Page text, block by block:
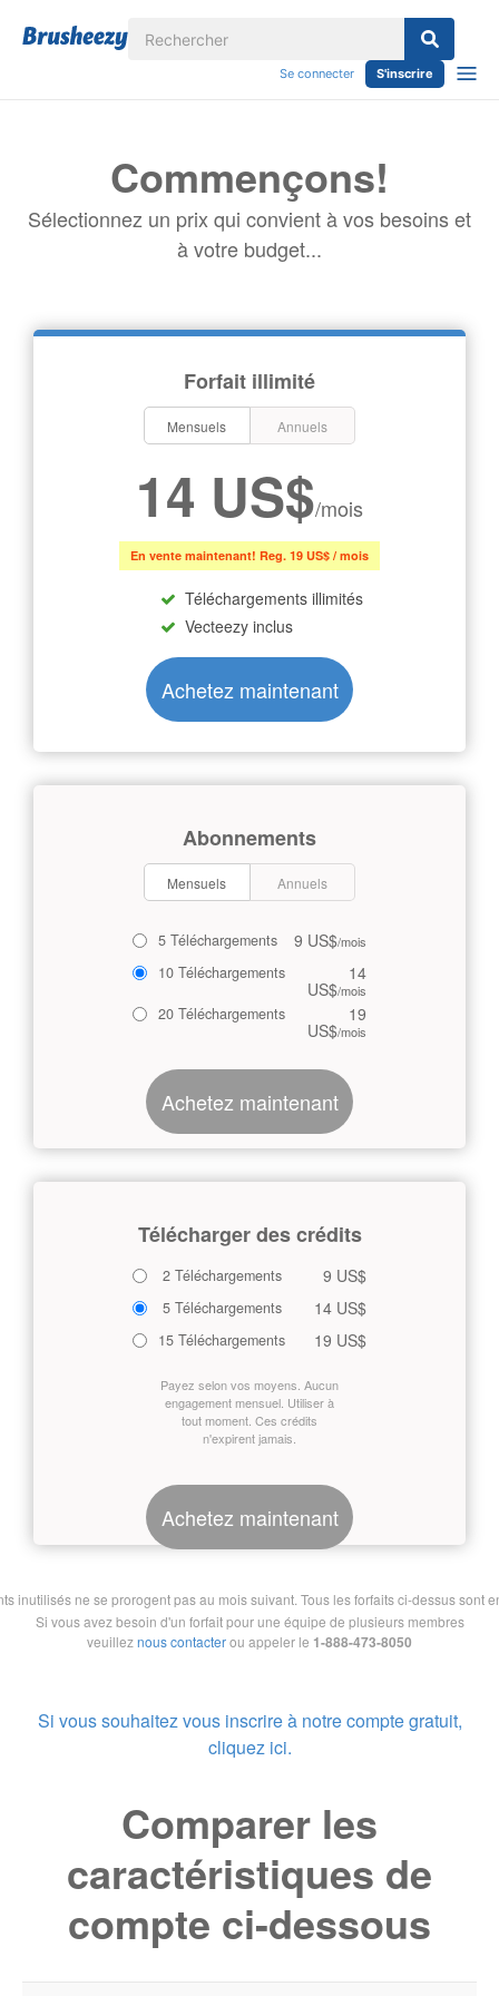
Se connecter S'inscrire
Commençons!
Sélectionnez un prix qui convient à vos besoins et
à votre budget...
Forfait illimité
Mensuels Annuels
14 US$/mois
En vente maintenant! Reg. 19 US$ / mois
Téléchargements illimités
Vecteezy inclus
Achetez maintenant
Abonnements
Mensuels Annuels
5 Téléchargements 9 US$/mois
10 Téléchargements 14
US$/mois
20 Téléchargements 19
US$/mois
Achetez maintenant
Télécharger des crédits
2 Téléchargements 9 US$
5 Téléchargements 14 US$
15 Téléchargements 19 US$
Payez selon vos moyens. Aucun
engagement mensuel. Utiliser à
tout moment. Ces crédits
n'expirent jamais.
Achetez maintenant
inutilisés ne se prorogent pas au mois suivant. Tous les forfaits ci-dessus sont
Si vous avez besoin d'un forfait pour une équipe de plusieurs membres
veuilleznous contacterou appeler le 1-888-473-8050
Si vous souhaitez vous inscrire à notre compte gratuit,
cliquez ici.
Comparer les
caractéristiques de
compte ci-dessous